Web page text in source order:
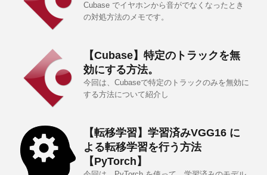
Cubase でイヤホンから音がでなくなったとき
の対処方法のメモです。
【Cubase】特定のトラックを無
効にする方法。
今回は、Cubaseで特定のトラックのみを無効に
する方法について紹介し
【転移学習】学習済みVGG16 に
よる転移学習を行う方法
【PyTorch】